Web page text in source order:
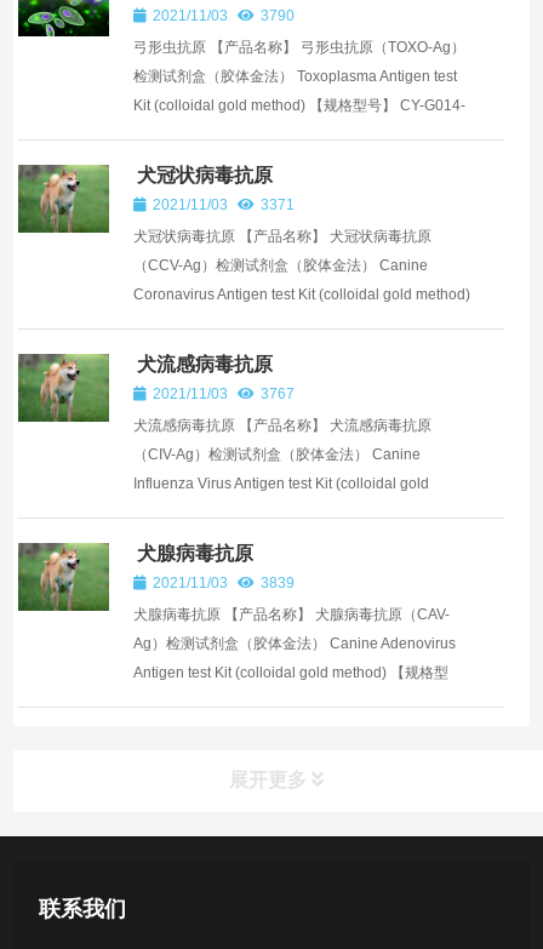
2021/11/03
3790
弓形虫抗原 【产品名称】 弓形虫抗原（TOXO-Ag）
检测试剂盒（胶体金法） Toxoplasma Antigen test
Kit (colloidal gold method) 【规格型号】 CY-G014-
犬冠状病毒抗原
2021/11/03
3371
犬冠状病毒抗原 【产品名称】 犬冠状病毒抗原
（CCV-Ag）检测试剂盒（胶体金法） Canine
Coronavirus Antigen test Kit (colloidal gold method)
10...
犬流感病毒抗原
2021/11/03
3767
犬流感病毒抗原 【产品名称】 犬流感病毒抗原
（CIV-Ag）检测试剂盒（胶体金法） Canine
Influenza Virus Antigen test Kit (colloidal gold
G012-10...
犬腺病毒抗原
2021/11/03
3839
犬腺病毒抗原 【产品名称】 犬腺病毒抗原（CAV-
Ag）检测试剂盒（胶体金法） Canine Adenovirus
Antigen test Kit (colloidal gold method) 【规格型
展开更多
联系我们